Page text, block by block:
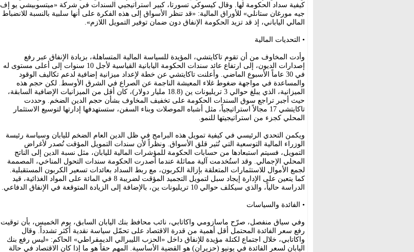
كيفية سداد الحكومة لها. وقال كيسوكي تسورتا، كبير استراتيجيي السندات في شركة «ميتسوبيشي يو إف
جيه مورغان ستانلي» للأوراق المالية: «قد تنظر الأسواق إلى هذه الفكرة على أنها سلبية بالنسبة للانضباط
المالي الياباني، إذ قد تزيد الحكومة الإنفاق دون ضمان توفير التمويل اللازم».
• التحديات المالية
وأدت المخاوف من أن تقوم تاكايتشي، المؤيدة للسياسة المالية المتساهلة، بزيادة الإنفاق عبر رفع
إصدارات الديون، إلى ارتفاع عائد سندات الحكومة اليابانية القياسية لأجل 10 سنوات إلى أعلى مستوى له
في 30 عاماً الأسبوع الماضي. وأعلنت تاكايتشي عن خطة لإعداد ميزانية إضافية لدعم تكاليف الوقود
والمساعدة في مواجهة ضغوط غلاء المعيشة الناجمة عن الصراع في الشرق الأوسط. لكن حجم هذه
الميزانية، الذي يبلغ حوالي 3 تريليونات ين (18.8 مليار دولار)، كان أقل من الميزانيات الإضافية السابقة،
حيث أجبر تراجع سوق السندات الحكومة على تخفيف المخاوف بشأن حجم الدين الضخم. وحددت
تاكايتشي 17 مجالاً استراتيجياً، مثل أشباه الموصلات وبناء السفن، ستستهدفها إدارتها لتوسيع الاستثمار
المحلي كجزء من استراتيجيتها للنمو.
ويكمن التحدي الرئيسي في كيفية تمويل هذه البرامج في ظل الدين العام الضخم لليابان وسياسة رئيسة
الوزراء المالية التوسعية التي تُثير قلق الأسواق. ونظراً لأن سندات التمويل المؤقت تُصدر لأغراض
التمويل، فسيتم استبعادها من حسابات الحكومة للمؤشرات المالية لليابان، مثل نسبة الدين إلى الناتج
المحلي الإجمالي. وقد استُخدمت آلية مماثلة عندما أصدرت الحكومة سندات التحول المناخي، المصممة
لجمع الأموال للاستثمارات المتعلقة بإزالة الكربون، مع ربط السداد بعائدات تسعير الكربون المستقبلية.
كما يتعين على الإدارة إيجاد سبل لتمويل التجميد المؤقت لضريبة 8 في المائة على المواد الغذائية، قيد
الدراسة حالياً، والذي سيكلف حوالي 10 تريليونات ين، بالإضافة إلى الزيادة المتوقعة في الإنفاق الدفاعي.
• الفائدة والسياسات
وفي سياق منفصل، صرّح ماسازومي واكاتابي، نائب محافظ بنك اليابان السابق، يوم الخميس، بأن توقيت
رفع سعر الفائدة المحتمل أقل أهمية من قدرة الاقتصاد على تحمّل سياسة نقدية أكثر تشدداً. وقال
واكاتابي، خلال اجتماع لكتلة مؤيدة للإنفاق داخل «الحزب الليبرالي الديمقراطي» الحاكم: «ليس رفع بنك
اليابان لسعر الفائدة في يونيو (حزيران) هو القضية الأساسية. المهم حقاً هو ما إذا كان الاقتصاد في حالة